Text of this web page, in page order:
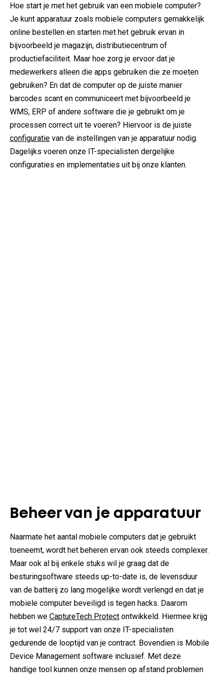
Hoe start je met het gebruik van een mobiele computer?
Je kunt apparatuur zoals mobiele computers gemakkelijk
online bestellen en starten met het gebruik ervan in
bijvoorbeeld je magazijn, distributiecentrum of
productiefaciliteit. Maar hoe zorg je ervoor dat je
medewerkers alleen die apps gebruiken die ze moeten
gebruiken? En dat de computer op de juiste manier
barcodes scant en communiceert met bijvoorbeeld je
WMS, ERP of andere software die je gebruikt om je
processen correct uit te voeren? Hiervoor is de juiste
configuratie van de instellingen van je apparatuur nodig.
Dagelijks voeren onze IT-specialisten dergelijke
configuraties en implementaties uit bij onze klanten.
Beheer van je apparatuur
Naarmate het aantal mobiele computers dat je gebruikt
toeneemt, wordt het beheren ervan ook steeds complexer.
Maar ook al bij enkele stuks wil je graag dat de
besturingsoftware steeds up-to-date is, de levensduur
van de batterij zo lang mogelijke wordt verlengd en dat je
mobiele computer beveiligd is tegen hacks. Daarom
hebben we CaptureTech Protect ontwikkeld. Hiermee krijg
je tot wel 24/7 support van onze IT-specialisten
gedurende de looptijd van je contract. Bovendien is Mobile
Device Management software inclusief. Met deze
handige tool kunnen onze mensen op afstand problemen